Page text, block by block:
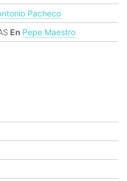
Pacheco
En Pepe Maestro